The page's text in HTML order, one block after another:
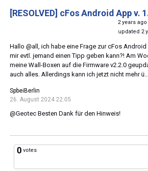
[RESOLVED] cFos Android App v.
2 years
updated 2
Hallo @all, ich habe eine Frage zur cFos
mir evtl. jemand einen Tipp geben kann?! Am
meine Wall-Boxen auf die Firmware v2.2.0
auch alles. Allerdings kann ich jetzt nicht mehr
SpbeiBerlin
26. August 2024 22:05
@Geotec Besten Dank für den Hinweis!
0 votes